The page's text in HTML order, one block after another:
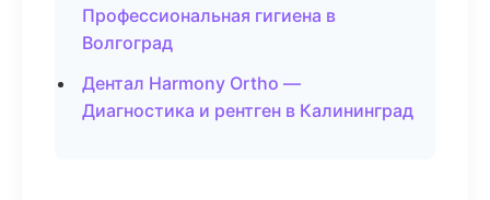
Профессиональная гигиена в
Волгоград
Дентал Harmony Ortho —
Диагностика и рентген в Калининград